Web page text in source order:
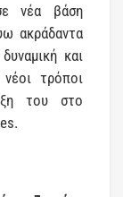
νέα βάση
ακράδαντα
και
τρόποι
του στο